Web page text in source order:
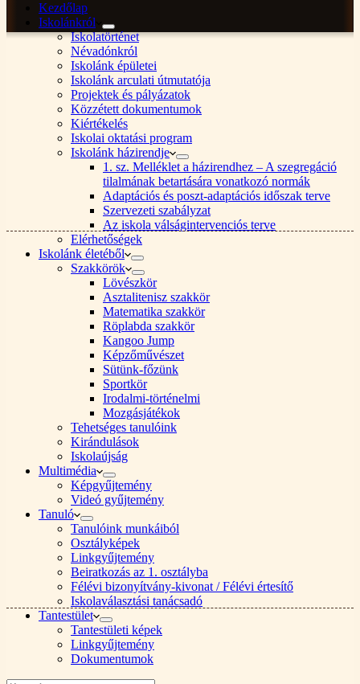
Kezdőlap
Iskolánkról
Iskolatörténet
Névadónkról
Iskolánk épületei
Iskolánk arculati útmutatója
Projektek és pályázatok
Közzétett dokumentumok
Kiértékelés
Iskolai oktatási program
Iskolánk házirendje
1. sz. Melléklet a házirendhez – A szegregáció
tilalmának betartására vonatkozó normák
Adaptációs és poszt-adaptációs időszak terve
Szervezeti szabályzat
Az iskola válságintervenciós terve
Elérhetőségek
Iskolánk életéből
Szakkörök
Lövészkör
Asztalitenisz szakkör
Matematika szakkör
Röplabda szakkör
Kangoo Jump
Képzőművészet
Sütünk-főzünk
Sportkör
Irodalmi-történelmi
Mozgásjátékok
Tehetséges tanulóink
Kirándulások
Iskolaújság
Multimédia
Képgyűjtemény
Videó gyűjtemény
Tanuló
Tanulóink munkáiból
Osztályképek
Linkgyűjtemény
Beiratkozás az 1. osztályba
Félévi bizonyítvány-kivonat / Félévi értesítő
Iskolaválasztási tanácsadó
Tantestület
Tantestületi képek
Linkgyűjtemény
Dokumentumok